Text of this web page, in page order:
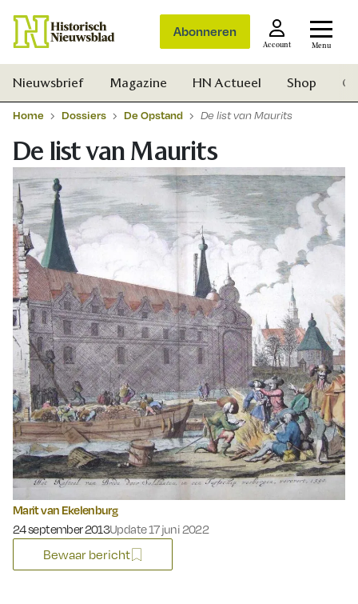
Abonneren
Account Menu
Zoek
Nieuwsbrief Magazine HN Actueel Shop
Home Dossiers De Opstand De list van Maurits
De list van Maurits
Marit van Ekelenburg
Gepubliceerd op:
24 september 2013Update 17 juni 2022
Bewaar bericht